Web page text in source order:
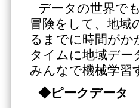
データの世界で
冒険をして、地域
るまでに時間がか
タイムに地域デー
みんなで機械学習
◆ピークデータ